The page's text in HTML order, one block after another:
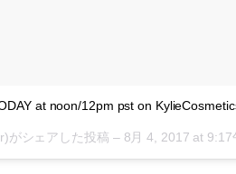
at noon/12pm pst on
がシェアした投稿 – 8月 4, 2017 at 9:17